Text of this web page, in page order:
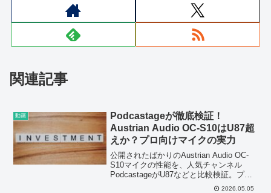
関連記事
動画
Podcastageが徹底検証！
Austrian Audio OC-S10はU87超
えか？プロ向けマイクの実力
公開されたばかりのAustrian Audio OC-
S10マイクの性能を、人気チャンネル
PodcastageがU87などと比較検証。プロ
の視点からその実力と価値を深く掘り下
2026.05.05